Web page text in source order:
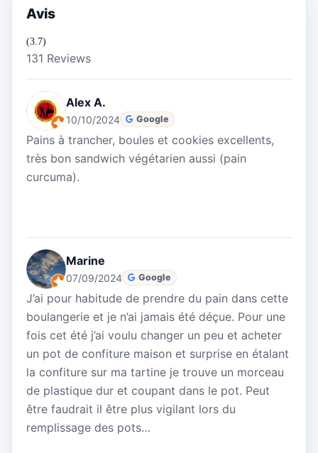
Avis
(3.7)
131 Reviews
Alex A.
10/10/2024 Google
Pains à trancher, boules et cookies excellents,
très bon sandwich végétarien aussi (pain
curcuma).
Marine
07/09/2024 Google
J’ai pour habitude de prendre du pain dans cette
boulangerie et je n’ai jamais été déçue. Pour une
fois cet été j’ai voulu changer un peu et acheter
un pot de confiture maison et surprise en étalant
la confiture sur ma tartine je trouve un morceau
de plastique dur et coupant dans le pot. Peut
être faudrait il être plus vigilant lors du
remplissage des pots…